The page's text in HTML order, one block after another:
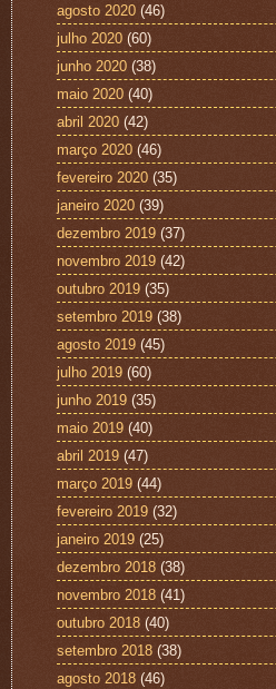
agosto 2020 (46)
julho 2020 (60)
junho 2020 (38)
maio 2020 (40)
abril 2020 (42)
março 2020 (46)
fevereiro 2020 (35)
janeiro 2020 (39)
dezembro 2019 (37)
novembro 2019 (42)
outubro 2019 (35)
setembro 2019 (38)
agosto 2019 (45)
julho 2019 (60)
junho 2019 (35)
maio 2019 (40)
abril 2019 (47)
março 2019 (44)
fevereiro 2019 (32)
janeiro 2019 (25)
dezembro 2018 (38)
novembro 2018 (41)
outubro 2018 (40)
setembro 2018 (38)
agosto 2018 (46)